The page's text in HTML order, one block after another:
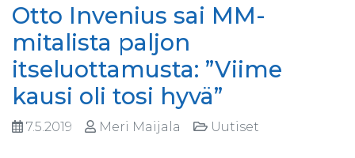
Otto Invenius sai MM-
mitalista paljon
itseluottamusta: ”Viime
kausi oli tosi hyvä”
7.5.2019 Meri Maijala Uutiset